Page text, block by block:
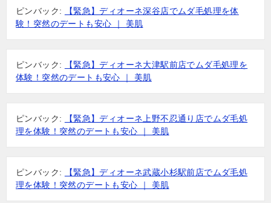
ピンバック:
【緊急】ディオーネ深谷店でムダ毛処理を体
験！突然のデートも安心 ｜ 美肌
ピンバック:
【緊急】ディオーネ大津駅前店でムダ毛処理を
体験！突然のデートも安心 ｜ 美肌
ピンバック:
【緊急】ディオーネ上野不忍通り店でムダ毛処
理を体験！突然のデートも安心 ｜ 美肌
ピンバック:
【緊急】ディオーネ武蔵小杉駅前店でムダ毛処
理を体験！突然のデートも安心 ｜ 美肌